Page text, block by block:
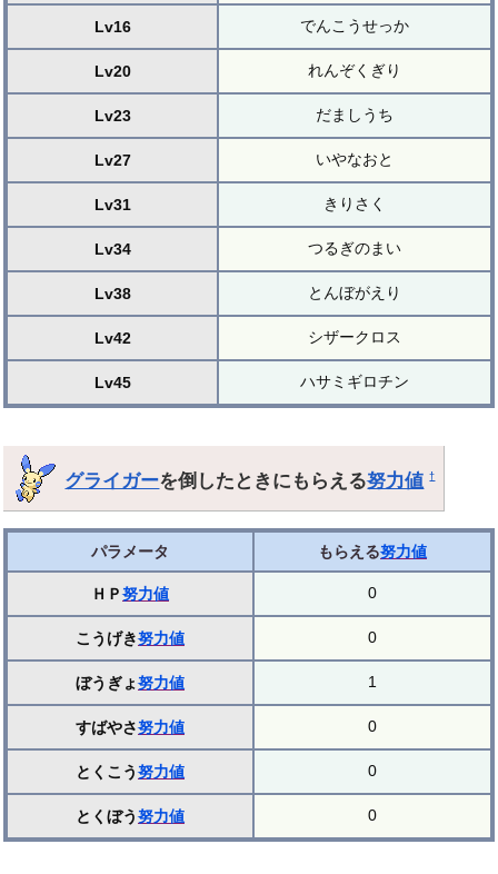
Lv16 でんこうせっか
Lv20 れんぞくぎり
Lv23 だましうち
Lv27 いやなおと
Lv31 きりさく
Lv34 つるぎのまい
Lv38 とんぼがえり
Lv42 シザークロス
Lv45 ハサミギロチン
グライガーを倒したときにもらえる努力値 †
パラメータ もらえる努力値
ＨＰ努力値 0
こうげき努力値 0
ぼうぎょ努力値 1
すばやさ努力値 0
とくこう努力値 0
とくぼう努力値 0